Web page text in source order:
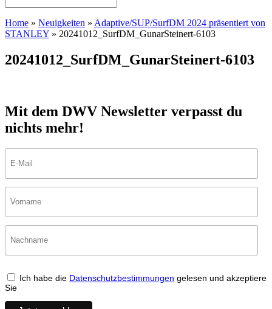
Home » Neuigkeiten » Adaptive/SUP/SurfDM 2024 präsentiert von
STANLEY » 20241012_SurfDM_GunarSteinert-6103
20241012_SurfDM_GunarSteinert-6103
Mit dem DWV Newsletter verpasst du
nichts mehr!
Ich habe die Datenschutzbestimmungen gelesen und akzeptiere
Sie